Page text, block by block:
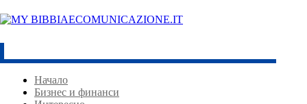
Начало
Бизнес и финанси